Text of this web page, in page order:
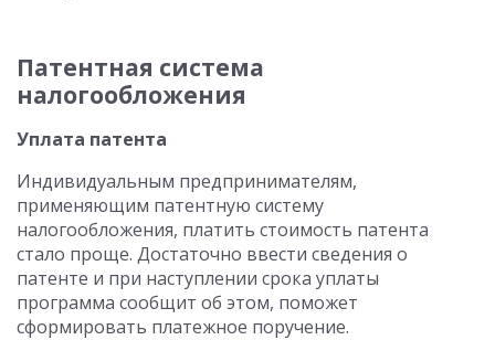
Патентная система
налогообложения
Уплата патента
Индивидуальным предпринимателям,
применяющим патентную систему
налогообложения, платить стоимость патента
стало проще. Достаточно ввести сведения о
патенте и при наступлении срока уплаты
программа сообщит об этом, поможет
сформировать платежное поручение.